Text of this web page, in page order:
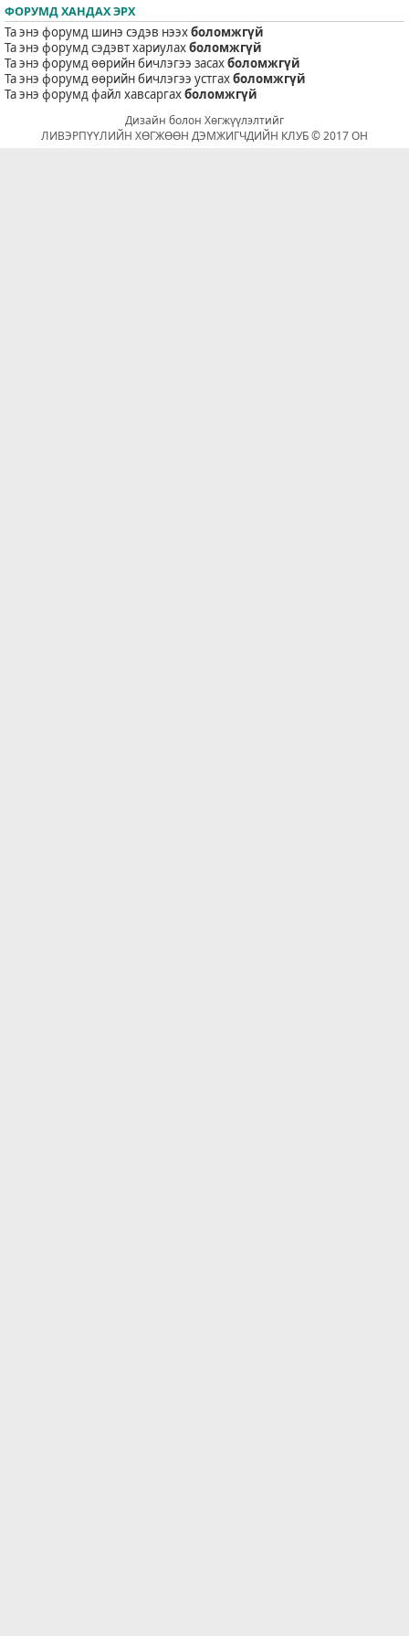
ФОРУМД ХАНДАХ ЭРХ
Та энэ форумд шинэ сэдэв нээхболомжгүй
Та энэ форумд сэдэвт хариулахболомжгүй
Та энэ форумд өөрийн бичлэгээ засахболомжгүй
Та энэ форумд өөрийн бичлэгээ устгахболомжгүй
Та энэ форумд файл хавсаргахболомжгүй
Дизайн болон Хөгжүүлэлтийг
ЛИВЭРПҮҮЛИЙН ХӨГЖӨӨН ДЭМЖИГЧДИЙН КЛУБ © 2017 ОН